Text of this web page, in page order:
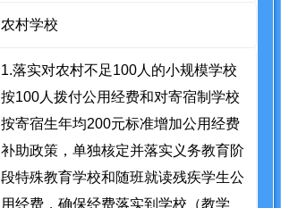
农村学校
1.落实对农村不足100人的小规模学校
按100人拨付公用经费和对寄宿制学校
按寄宿生年均200元标准增加公用经费
补助政策，单独核定并落实义务教育阶
段特殊教育学校和随班就读残疾学生公
用经费，确保经费落实到学校（教学